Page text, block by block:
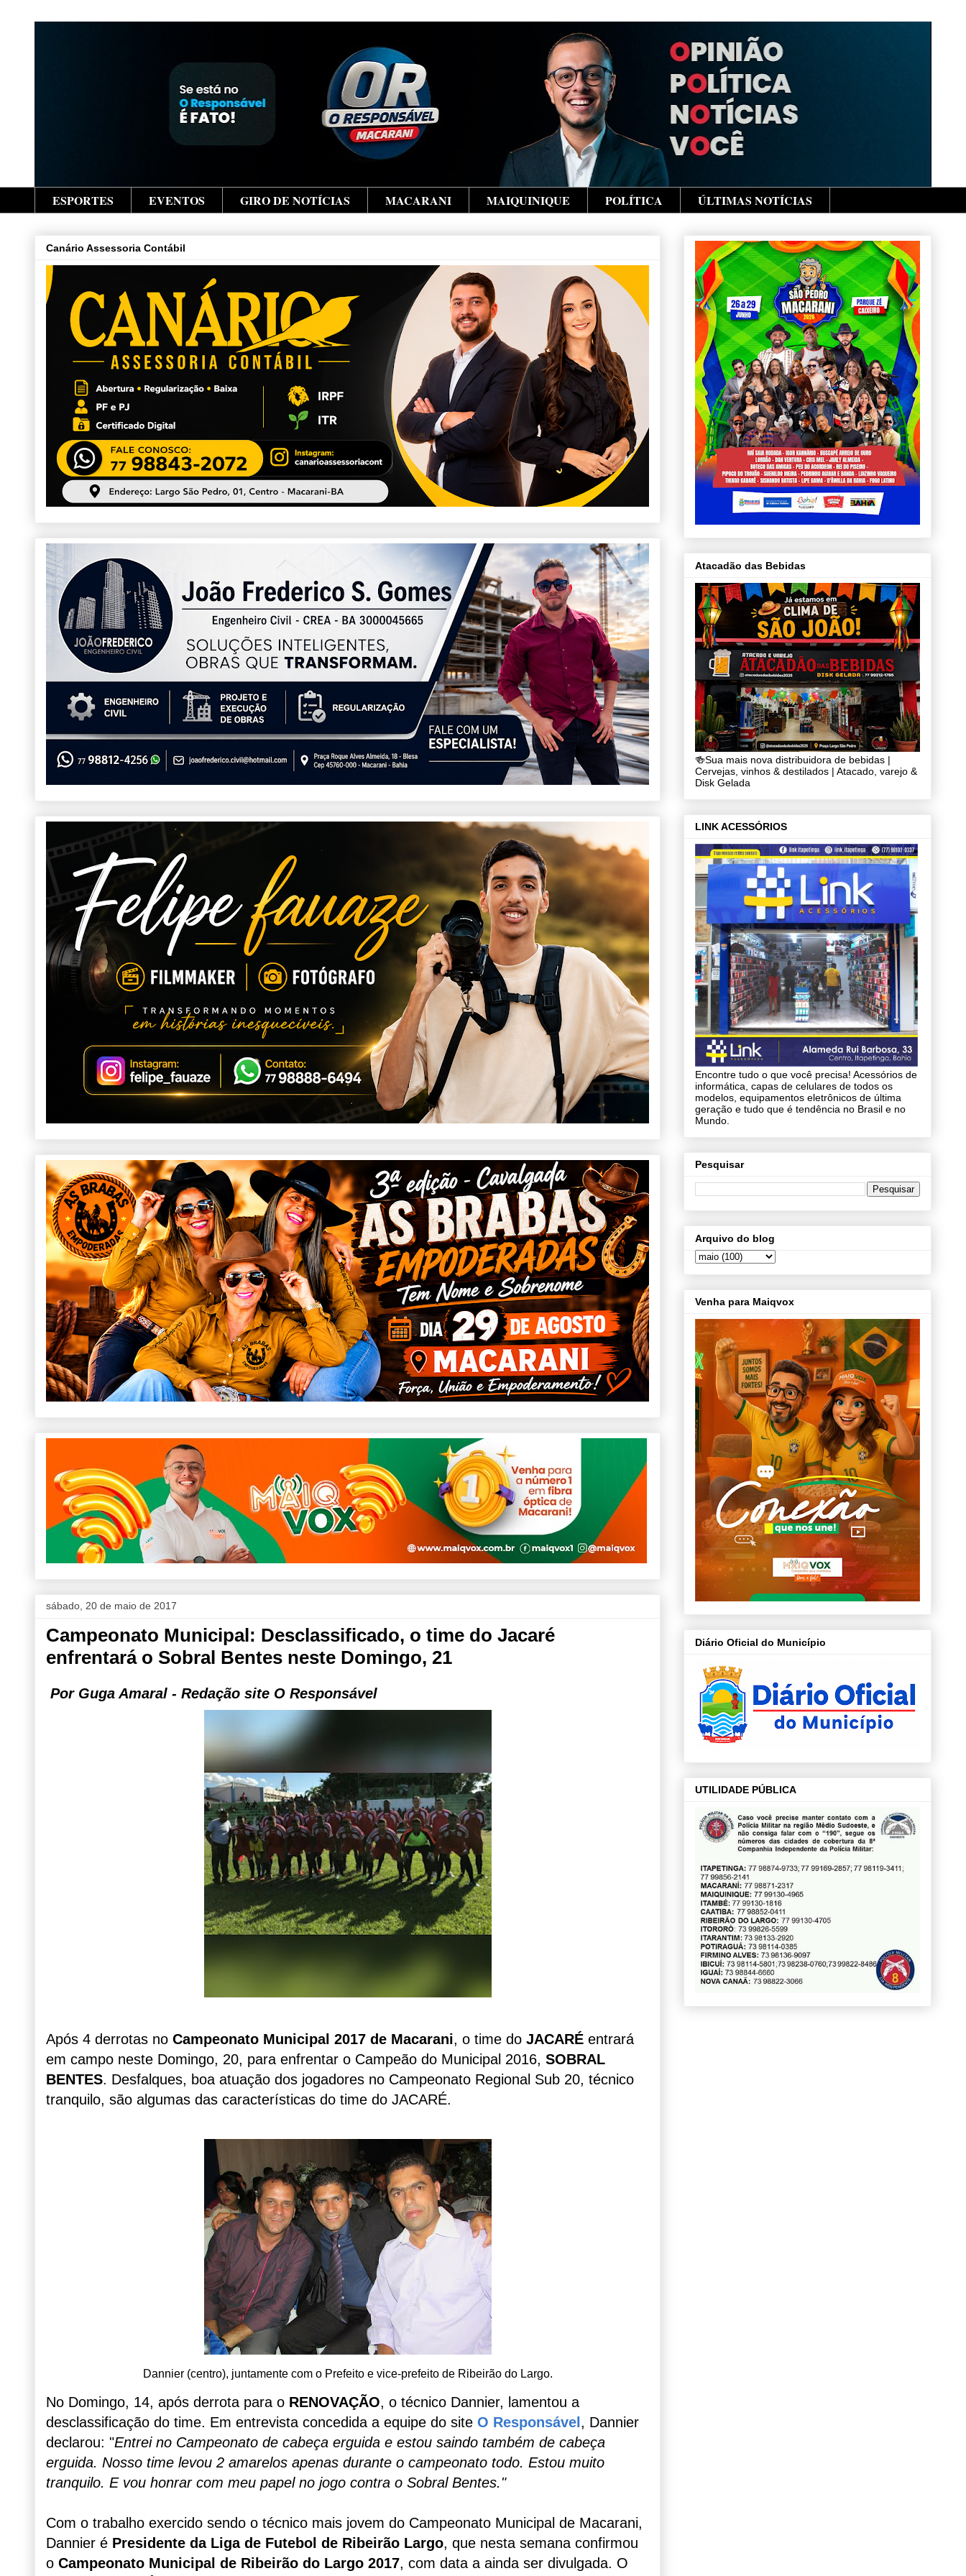
ESPORTES EVENTOS GIRO DE NOTÍCIAS MACARANI MAIQUINIQUE POLÍTICA ÚLTIMAS NOTÍCIAS
Canário Assessoria Contábil
sábado, 20 de maio de 2017
Campeonato Municipal: Desclassificado, o time do Jacaré
enfrentará o Sobral Bentes neste Domingo, 21
Por Guga Amaral - Redação site O Responsável
Após 4 derrotas no Campeonato Municipal 2017 de Macarani, o time do JACARÉ entrará
em campo neste Domingo, 20, para enfrentar o Campeão do Municipal 2016, SOBRAL
BENTES. Desfalques, boa atuação dos jogadores no Campeonato Regional Sub 20, técnico
tranquilo, são algumas das características do time do JACARÉ.
Dannier (centro), juntamente com o Prefeito e vice-prefeito de Ribeirão do Largo.
No Domingo, 14, após derrota para o RENOVAÇÃO, o técnico Dannier, lamentou a
desclassificação do time. Em entrevista concedida a equipe do site O Responsável, Dannier
declarou: "Entrei no Campeonato de cabeça erguida e estou saindo também de cabeça
erguida. Nosso time levou 2 amarelos apenas durante o campeonato todo. Estou muito
tranquilo. E vou honrar com meu papel no jogo contra o Sobral Bentes."
Com o trabalho exercido sendo o técnico mais jovem do Campeonato Municipal de Macarani,
Dannier é Presidente da Liga de Futebol de Ribeirão Largo, que nesta semana confirmou
o Campeonato Municipal de Ribeirão do Largo 2017, com data a ainda ser divulgada. O
Atacadão das Bebidas
🍻Sua mais nova distribuidora de bebidas |
Cervejas, vinhos & destilados | Atacado, varejo &
Disk Gelada
LINK ACESSÓRIOS
Encontre tudo o que você precisa! Acessórios de
informática, capas de celulares de todos os
modelos, equipamentos eletrônicos de última
geração e tudo que é tendência no Brasil e no
Mundo.
Pesquisar
Arquivo do blog
Venha para Maiqvox
Diário Oficial do Município
UTILIDADE PÚBLICA